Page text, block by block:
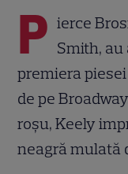
P ierce
Smith,
premiera piesei
de pe
roșu, Keely
neagră mulată